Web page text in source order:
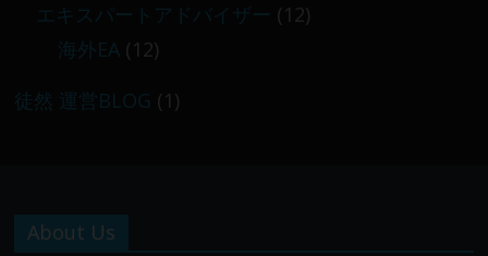
エキスパートアドバイザー (12)
海外EA (12)
徒然 運営BLOG (1)
About Us